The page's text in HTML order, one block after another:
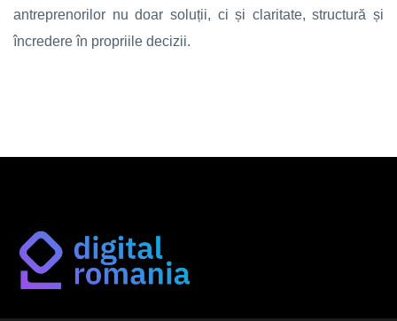
antreprenorilor nu doar soluții, ci și claritate, structură și
încredere în propriile decizii.